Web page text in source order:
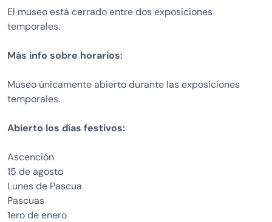
El museo está cerrado entre dos exposiciones
temporales.
Más info sobre horarios:
Museo únicamente abierto durante las exposiciones
temporales.
Abierto los días festivos:
Ascención
15 de agosto
Lunes de Pascua
Pascuas
1ero de enero